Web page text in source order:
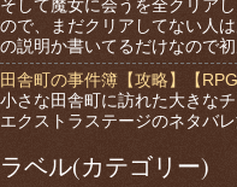
そして魔女に会うを全クリア
ので、まだクリアしてない人
の説明か書いてるだけなので
田舎町の事件簿【攻略】【
小さな田舎町に訪れた大きな
エクストラステージのネタバ
ラベル(カテゴリー)